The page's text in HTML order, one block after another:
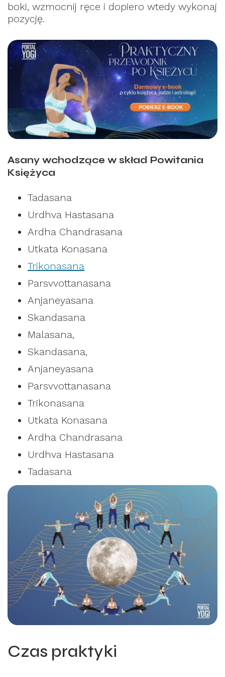
boki, wzmocnij ręce i dopiero wtedy wykonaj
pozycję.
Asany wchodzące w skład Powitania
Księżyca
Tadasana
Urdhva Hastasana
Ardha Chandrasana
Utkata Konasana
Trikonasana
Parsvvottanasana
Anjaneyasana
Skandasana
Malasana,
Skandasana,
Anjaneyasana
Parsvvottanasana
Trikonasana
Utkata Konasana
Ardha Chandrasana
Urdhva Hastasana
Tadasana
Czas praktyki